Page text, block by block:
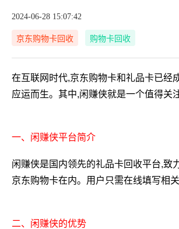
2024-06-28 15:07:42
京东购物卡回收 购物卡回收
在互联网时代,京东购物卡和礼品卡已经
应运而生。其中,闲赚侠就是一个值得关
一、闲赚侠平台简介
闲赚侠是国内领先的礼品卡回收平台,致
京东购物卡在内。用户只需在线填写相
二、闲赚侠的优势